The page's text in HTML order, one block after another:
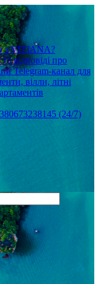
з VITIANA?
відповіді про
Telegram-канал для
вілли, літні
(24/7)